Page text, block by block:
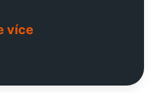
více